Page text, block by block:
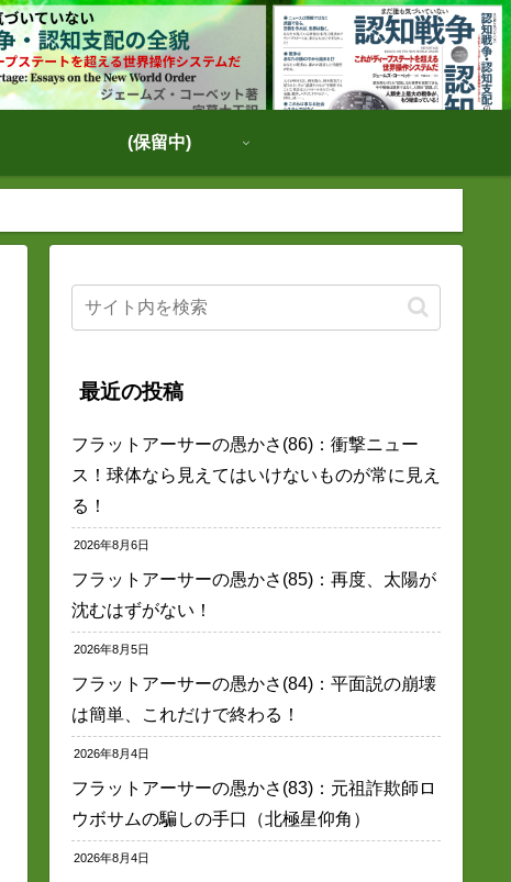
(保留中)
最近の投稿
フラットアーサーの愚かさ(86)：衝撃ニュー
ス！球体なら見えてはいけないものが常に見え
る！
2026年8月6日
フラットアーサーの愚かさ(85)：再度、太陽が
沈むはずがない！
2026年8月5日
フラットアーサーの愚かさ(84)：平面説の崩壊
は簡単、これだけで終わる！
2026年8月4日
フラットアーサーの愚かさ(83)：元祖詐欺師ロ
ウボサムの騙しの手口（北極星仰角）
2026年8月4日